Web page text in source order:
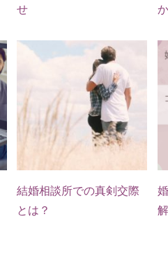
せ
結婚相談所での真剣交際
とは？